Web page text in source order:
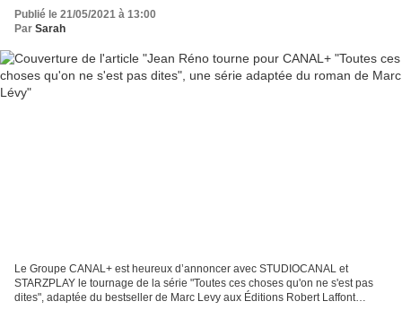
Publié le 21/05/2021 à 13:00
Par Sarah
Le Groupe CANAL+ est heureux d’annoncer avec STUDIOCANAL et
STARZPLAY le tournage de la série "Toutes ces choses qu'on ne s'est pas
dites", adaptée du bestseller de Marc Levy aux Éditions Robert Laffont